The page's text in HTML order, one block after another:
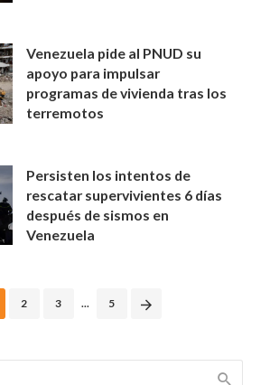
Venezuela pide al PNUD su
apoyo para impulsar
programas de vivienda tras los
terremotos
Persisten los intentos de
rescatar supervivientes 6 días
después de sismos en
Venezuela
2 3 ... 5